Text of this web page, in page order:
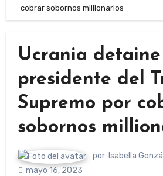
cobrar sobornos millionarios
Ucrania
presidente del
Supremo por
sobornos
por Isabella
mayo 16, 2023